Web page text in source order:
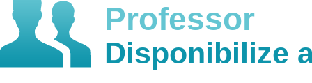
Professor
Disponibilize